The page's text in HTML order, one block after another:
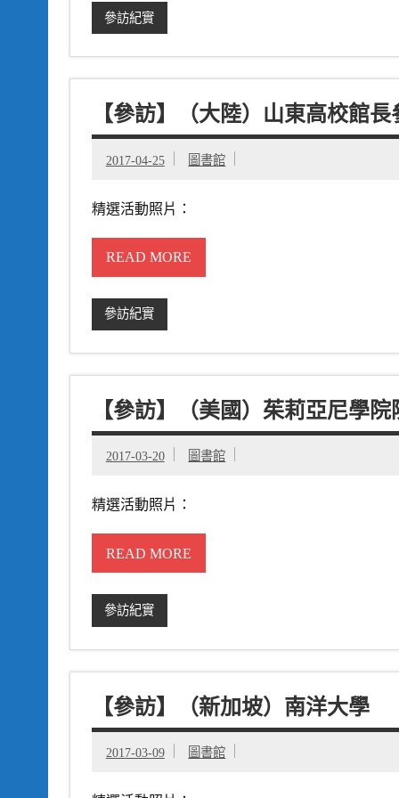
參訪紀實
【參訪】（大陸）山東高校館長
2017-04-25 圖書館
精選活動照片：
READ MORE
參訪紀實
【參訪】（美國）茱莉亞尼學院
2017-03-20 圖書館
精選活動照片：
READ MORE
參訪紀實
【參訪】（新加坡）南洋大學
2017-03-09 圖書館